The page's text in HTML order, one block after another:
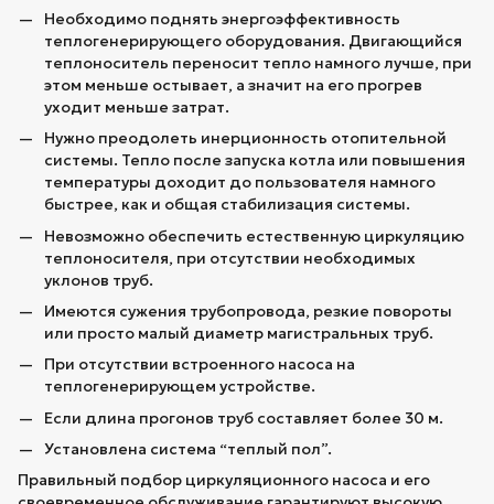
Необходимо поднять энергоэффективность
теплогенерирующего оборудования. Двигающийся
теплоноситель переносит тепло намного лучше, при
этом меньше остывает, а значит на его прогрев
уходит меньше затрат.
Нужно преодолеть инерционность отопительной
системы. Тепло после запуска котла или повышения
температуры доходит до пользователя намного
быстрее, как и общая стабилизация системы.
Невозможно обеспечить естественную циркуляцию
теплоносителя, при отсутствии необходимых
уклонов труб.
Имеются сужения трубопровода, резкие повороты
или просто малый диаметр магистральных труб.
При отсутствии встроенного насоса на
теплогенерирующем устройстве.
Если длина прогонов труб составляет более 30 м.
Установлена система “теплый пол”.
Правильный подбор циркуляционного насоса и его